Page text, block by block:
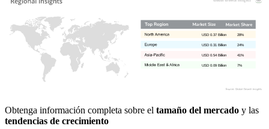
7%
USD 0.09 Billion
41%
USD 0.54 Billion
24%
USD 0.31 Billion
28%
USD 0.37 Billion
Obtenga información completa sobre el tamaño del mercado y las
tendencias de crecimiento